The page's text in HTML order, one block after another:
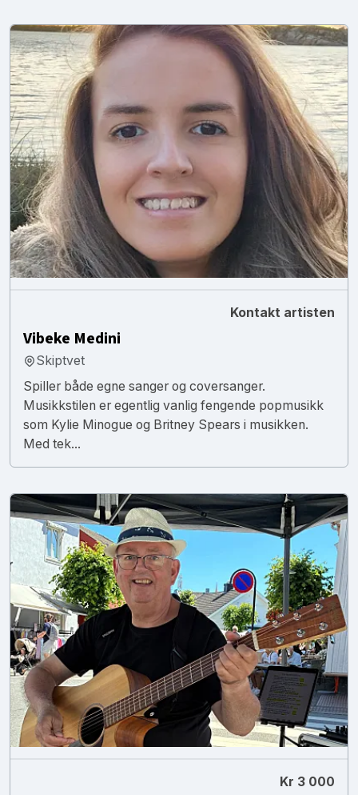
Kontakt artisten
Vibeke Medini
Skiptvet
Spiller både egne sanger og coversanger.
Musikkstilen er egentlig vanlig fengende popmusikk
som Kylie Minogue og Britney Spears i musikken.
Med tek...
Kr 3 000